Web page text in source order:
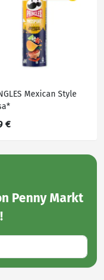
Mexican Style
€
Penny Markt